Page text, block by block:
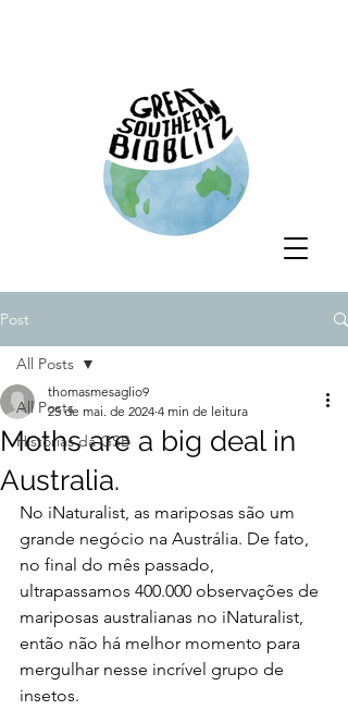
Post
All Posts
Histórias da GSB
All Posts
Moths are a big deal in
Australia.
thomasmesaglio9
25 de mai. de 2024 4 min de leitura
No iNaturalist, as mariposas são um
grande negócio na Austrália. De fato,
no final do mês passado,
ultrapassamos 400.000 observações de
mariposas australianas no iNaturalist,
então não há melhor momento para
mergulhar nesse incrível grupo de
insetos.